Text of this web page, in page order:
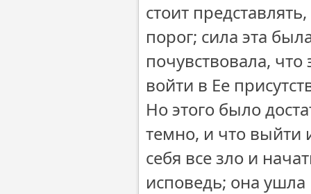
стоит
порог; сила эта
почувствовала,
войти в Ее
Но этого было
темно, и что выйти
себя все зло и
исповедь; она